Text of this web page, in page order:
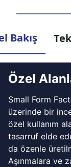
Bakış
Özel
Small Form
üzerinde bir
özel kullanım
tasarruf elde
da özenle
Aşınmalara ve